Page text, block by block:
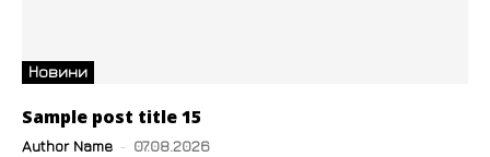
Новини
Sample post title 15
Author Name - 07.08.2026